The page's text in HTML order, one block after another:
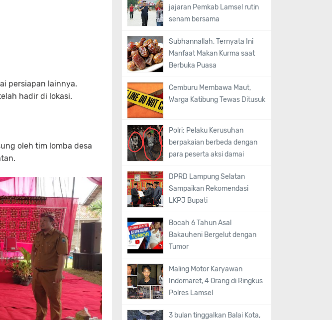
persiapan lainnya.
hadir di lokasi.
oleh tim lomba desa
jajaran Pemkab Lamsel rutin
senam bersama
Subhannallah, Ternyata Ini
Manfaat Makan Kurma saat
Berbuka Puasa
Cemburu Membawa Maut,
Warga Katibung Tewas Ditusuk
Polri: Pelaku Kerusuhan
berpakaian berbeda dengan
para peserta aksi damai
DPRD Lampung Selatan
Sampaikan Rekomendasi
LKPJ Bupati
Bocah 6 Tahun Asal
Bakauheni Bergelut dengan
Tumor
Maling Motor Karyawan
Indomaret, 4 Orang di Ringkus
Polres Lamsel
3 bulan tinggalkan Balai Kota,